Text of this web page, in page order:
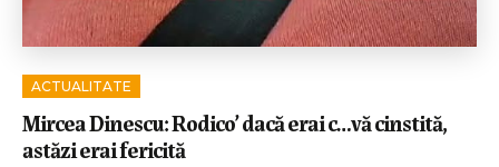
ACTUALITATE
Mircea Dinescu: Rodico’ dacă erai c…vă cinstită,
astăzi erai fericită